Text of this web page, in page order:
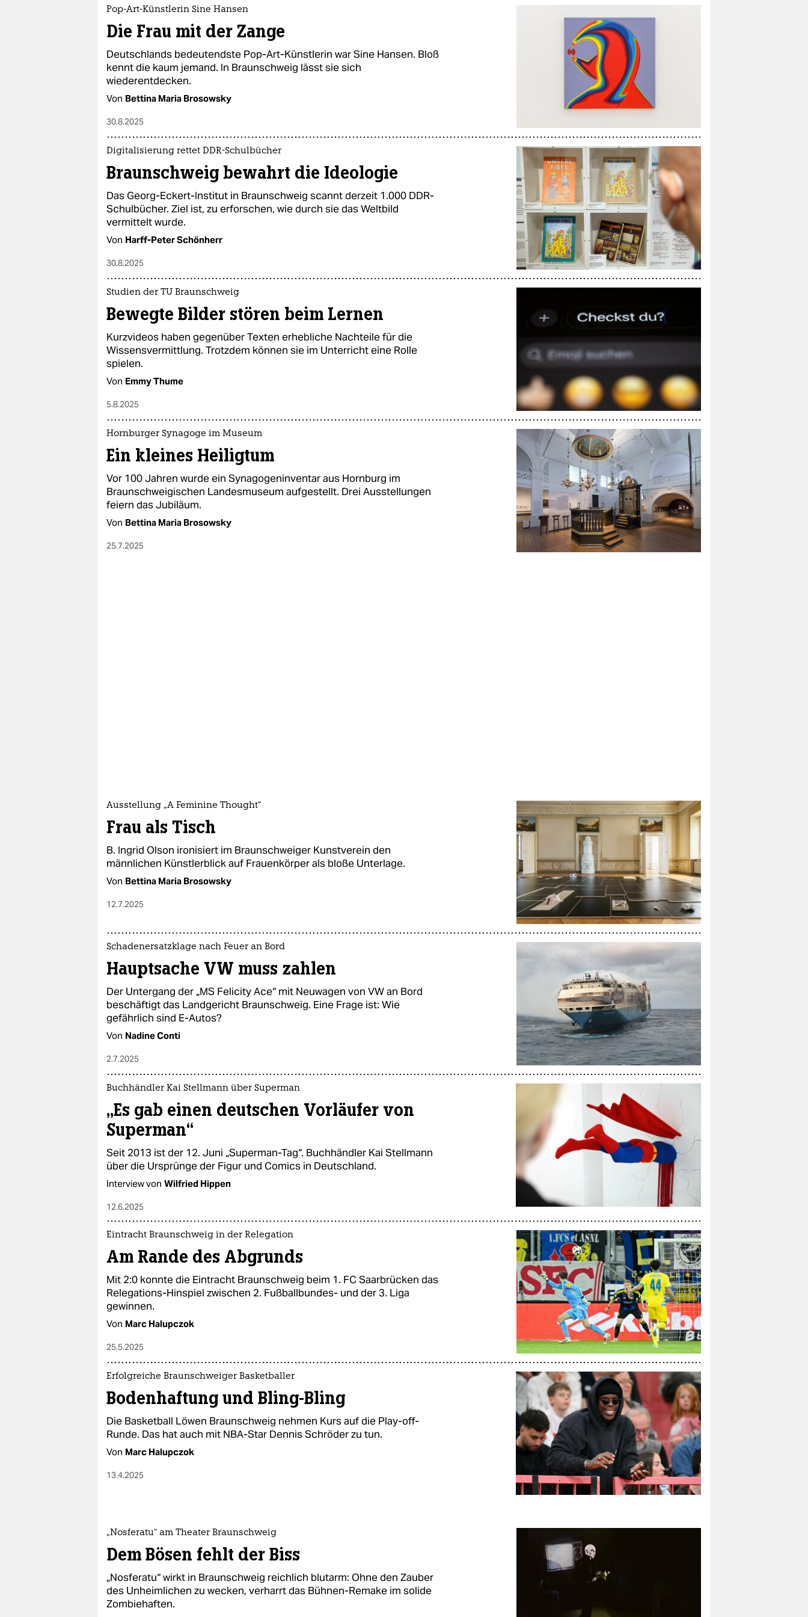
epaper login
Pop-Art-Künstlerin Sine Hansen
Die Frau mit der Zange
Deutschlands bedeutendste Pop-Art-Künstlerin war Sine Hansen. Bloß
kennt die kaum jemand. In Braunschweig lässt sie sich
wiederentdecken.
Von Bettina Maria Brosowsky
30.8.2025
Digitalisierung rettet DDR-Schulbücher
Braunschweig bewahrt die Ideologie
Das Georg-Eckert-Institut in Braunschweig scannt derzeit 1.000 DDR-
Schulbücher. Ziel ist, zu erforschen, wie durch sie das Weltbild
vermittelt wurde.
Von Harff-Peter Schönherr
30.8.2025
Studien der TU Braunschweig
Bewegte Bilder stören beim Lernen
Kurzvideos haben gegenüber Texten erhebliche Nachteile für die
Wissensvermittlung. Trotzdem können sie im Unterricht eine Rolle
spielen.
Von Emmy Thume
5.8.2025
Hornburger Synagoge im Museum
Ein kleines Heiligtum
Vor 100 Jahren wurde ein Synagogeninventar aus Hornburg im
Braunschweigischen Landesmuseum aufgestellt. Drei Ausstellungen
feiern das Jubiläum.
Von Bettina Maria Brosowsky
25.7.2025
Ausstellung „A Feminine Thought“
Frau als Tisch
B. Ingrid Olson ironisiert im Braunschweiger Kunstverein den
männlichen Künstlerblick auf Frauenkörper als bloße Unterlage.
Von Bettina Maria Brosowsky
12.7.2025
Schadenersatzklage nach Feuer an Bord
Hauptsache VW muss zahlen
Der Untergang der „MS Felicity Ace“ mit Neuwagen von VW an Bord
beschäftigt das Landgericht Braunschweig. Eine Frage ist: Wie
gefährlich sind E-Autos?
Von Nadine Conti
2.7.2025
Buchhändler Kai Stellmann über Superman
„Es gab einen deutschen Vorläufer von
Superman“
Seit 2013 ist der 12. Juni „Superman-Tag“. Buchhändler Kai Stellmann
über die Ursprünge der Figur und Comics in Deutschland.
Interview von Wilfried Hippen
12.6.2025
Eintracht Braunschweig in der Relegation
Am Rande des Abgrunds
Mit 2:0 konnte die Eintracht Braunschweig beim 1. FC Saarbrücken das
Relegations-Hinspiel zwischen 2. Fußballbundes- und der 3. Liga
gewinnen.
Von Marc Halupczok
25.5.2025
Erfolgreiche Braunschweiger Basketballer
Bodenhaftung und Bling-Bling
Die Basketball Löwen Braunschweig nehmen Kurs auf die Play-off-
Runde. Das hat auch mit NBA-Star Dennis Schröder zu tun.
Von Marc Halupczok
13.4.2025
„Nosferatu“ am Theater Braunschweig
Dem Bösen fehlt der Biss
„Nosferatu“ wirkt in Braunschweig reichlich blutarm: Ohne den Zauber
des Unheimlichen zu wecken, verharrt das Bühnen-Remake im solide
Zombiehaften.